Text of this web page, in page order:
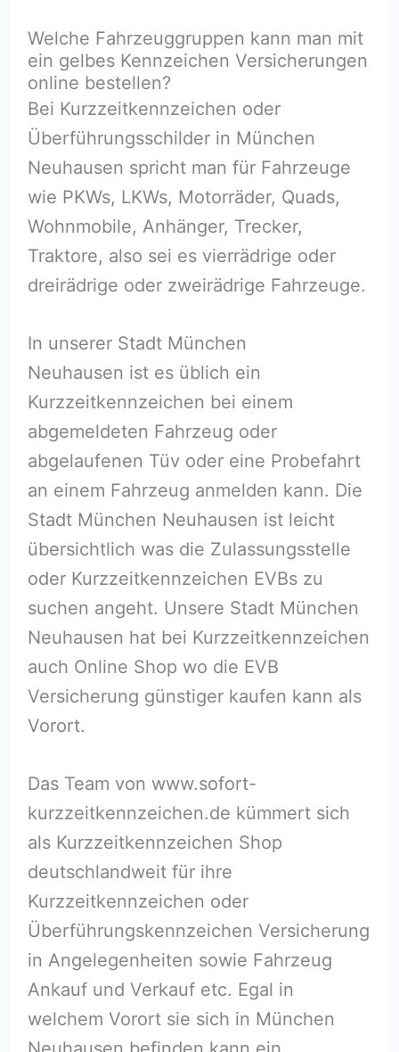
Welche Fahrzeuggruppen kann man mit
ein gelbes Kennzeichen Versicherungen
online bestellen?
Bei Kurzzeitkennzeichen oder
Überführungsschilder in München
Neuhausen spricht man für Fahrzeuge
wie PKWs, LKWs, Motorräder, Quads,
Wohnmobile, Anhänger, Trecker,
Traktore, also sei es vierrädrige oder
dreirädrige oder zweirädrige Fahrzeuge.
In unserer Stadt München
Neuhausen ist es üblich ein
Kurzzeitkennzeichen bei einem
abgemeldeten Fahrzeug oder
abgelaufenen Tüv oder eine Probefahrt
an einem Fahrzeug anmelden kann. Die
Stadt München Neuhausen ist leicht
übersichtlich was die Zulassungsstelle
oder Kurzzeitkennzeichen EVBs zu
suchen angeht. Unsere Stadt München
Neuhausen hat bei Kurzzeitkennzeichen
auch Online Shop wo die EVB
Versicherung günstiger kaufen kann als
Vorort.
Das Team von www.sofort-
kurzzeitkennzeichen.de kümmert sich
als Kurzzeitkennzeichen Shop
deutschlandweit für ihre
Kurzzeitkennzeichen oder
Überführungskennzeichen Versicherung
in Angelegenheiten sowie Fahrzeug
Ankauf und Verkauf etc. Egal in
welchem Vorort sie sich in München